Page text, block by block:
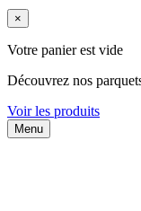
×
Votre panier est vide
Découvrez nos
Voir les produits
Menu